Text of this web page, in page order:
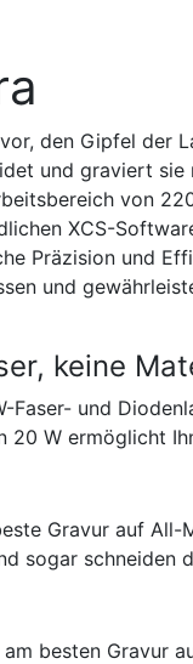
den Gipfel der
und graviert
von
XCS-
Präzision und
und
keine
Faser- und
20 W ermöglicht
Gravur auf
sogar schneiden
am besten Gravur